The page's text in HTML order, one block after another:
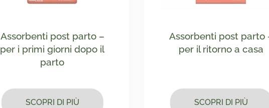
Assorbenti post parto –
per i primi giorni dopo il
parto
SCOPRI DI PIÙ
Assorbenti post parto
per il ritorno a casa
SCOPRI DI PIÙ